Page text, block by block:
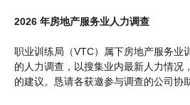
2026 年房地产服务业人力调查
职业训练局（VTC）属下房地产服务业
的人力调查，以搜集业内最新人力情况
的建议。恳请各获邀参与调查的公司协